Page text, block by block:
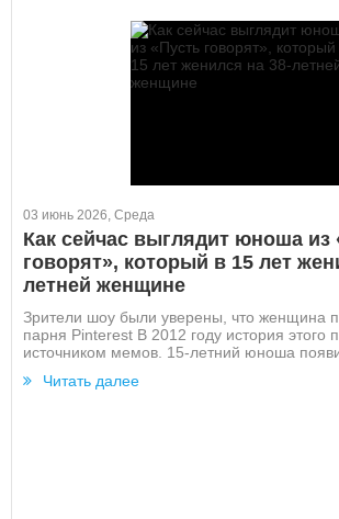
03 июнь 2026, Среда
Как сейчас выглядит юноша из
говорят», который в 15 лет
летней женщине
Зрители шоу были уверены, что женщина
парня Pinterest В 2012 году история этого
источником мемов. 15-летний юноша
Читать далее